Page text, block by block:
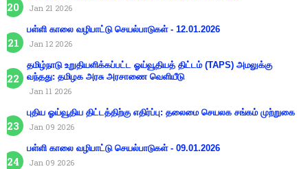
Jan 21 2026
பள்ளி காலை வழிபாட்டு செயல்பாடுகள் - 12.01.2026
Jan 12 2026
தமிழ்நாடு உறுதியளிக்கப்பட்ட ஓய்வூதியத் திட்டம் (TAPS) அமலுக்கு
வந்தது: தமிழக அரசு அரசாணை வெளியீடு
Jan 11 2026
புதிய ஓய்வூதிய திட்டத்திற்கு எதிர்ப்பு: தலைமை செயலக சங்கம் முற்றுகை
Jan 09 2026
பள்ளி காலை வழிபாட்டு செயல்பாடுகள் - 09.01.2026
Jan 09 2026